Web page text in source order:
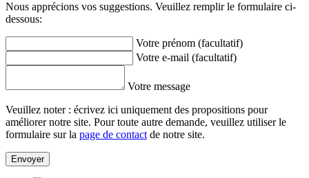
Nous apprécions vos suggestions. Veuillez remplir le formulaire ci-
dessous:
Votre prénom (facultatif)
Votre e-mail (facultatif)
Votre message
Veuillez noter : écrivez ici uniquement des propositions pour
améliorer notre site. Pour toute autre demande, veuillez utiliser le
formulaire sur la page de contact de notre site.
Envoyer